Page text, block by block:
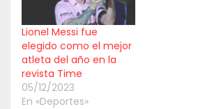
Lionel Messi fue
elegido como el mejor
atleta del año en la
revista Time
05/12/2023
En «Deportes»